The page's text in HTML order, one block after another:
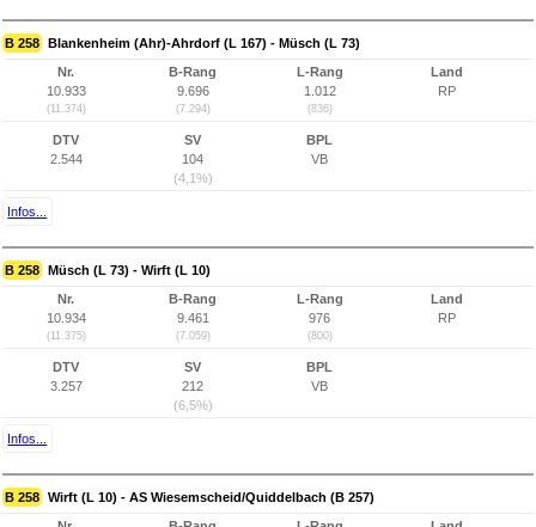
B 258 Blankenheim (Ahr)-Ahrdorf (L 167) - Müsch (L 73)
Nr.
10.933
(11.374)
B-Rang
9.696
(7.294)
L-Rang
1.012
(836)
Land
RP
DTV
2.544
SV
104
(4,1%)
BPL
VB
Infos...
B 258 Müsch (L 73) - Wirft (L 10)
Nr.
10.934
(11.375)
B-Rang
9.461
(7.059)
L-Rang
976
(800)
Land
RP
DTV
3.257
SV
212
(6,5%)
BPL
VB
Infos...
B 258 Wirft (L 10) - AS Wiesemscheid/Quiddelbach (B 257)